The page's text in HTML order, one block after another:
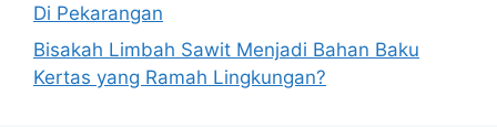
Di Pekarangan
Bisakah Limbah Sawit Menjadi Bahan Baku
Kertas yang Ramah Lingkungan?